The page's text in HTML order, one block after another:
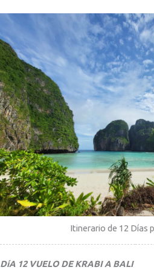
Itinerario de 12 Días
DíA 12 VUELO DE KRABI A BALI